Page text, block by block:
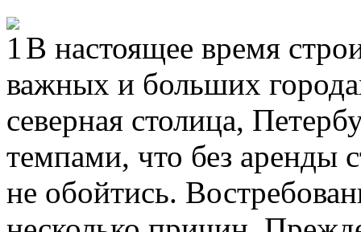
В настоящее время
важных и больших
северная столица,
темпами, что без аренды
не обойтись.